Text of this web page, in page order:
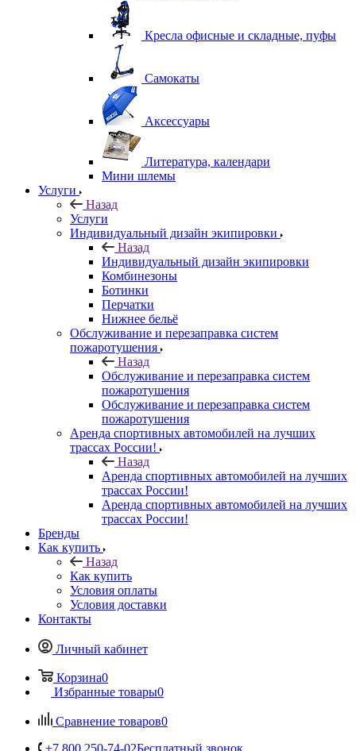
Кресла офисные и складные, пуфы
Самокаты
Аксессуары
Литература, календари
Мини шлемы
Услуги
Назад
Услуги
Индивидуальный дизайн экипировки
Назад
Индивидуальный дизайн экипировки
Комбинезоны
Ботинки
Перчатки
Нижнее бельё
Обслуживание и перезаправка систем
пожаротушения
Назад
Обслуживание и перезаправка систем
пожаротушения
Обслуживание и перезаправка систем
пожаротушения
Аренда спортивных автомобилей на лучших
трассах России!
Назад
Аренда спортивных автомобилей на лучших
трассах России!
Аренда спортивных автомобилей на лучших
трассах России!
Бренды
Как купить
Назад
Как купить
Условия оплаты
Условия доставки
Контакты
Личный кабинет
Корзина0
Избранные товары0
Сравнение товаров0
+7 800 250-74-02Бесплатный звонок